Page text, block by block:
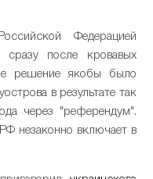
Федерацией
после кровавых
решение якобы было
в результате так
через "референдум".
незаконно включает в